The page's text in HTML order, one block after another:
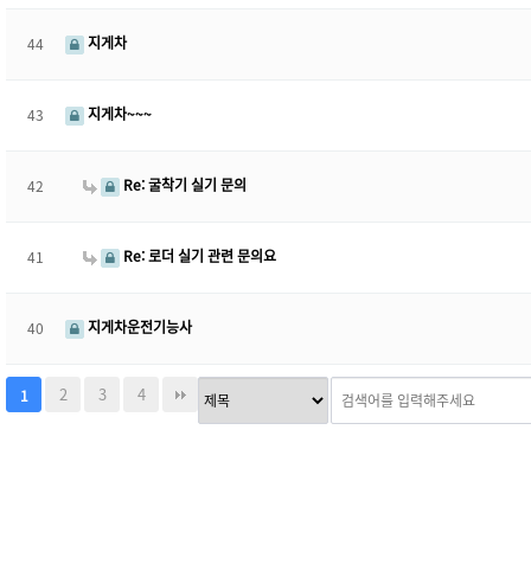
44 지게차
43 지게차~~~
42 Re: 굴착기 실기 문의
41 Re: 로더 실기 관련 문의요
40 지게차운전기능사
1 2 3 4